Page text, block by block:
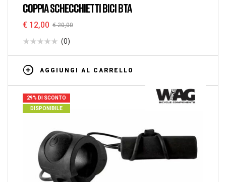
COPPIA SCHECCHIETTI BICI BTA
€20,00
€ 12,00
(0)
AGGIUNGI AL CARRELLO
29% DI SCONTO
DISPONIBILE